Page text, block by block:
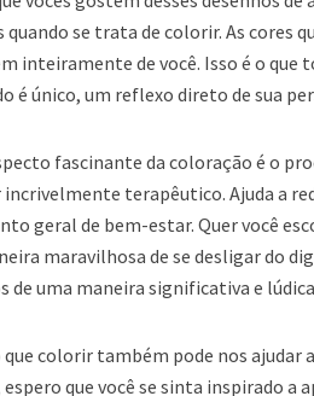
quando se trata de colorir. As cores
inteiramente de você. Isso é o que
é único, um reflexo direto de sua
fascinante da coloração é o
incrivelmente terapêutico. Ajuda a
geral de bem-estar. Quer você
maravilhosa de se desligar do
de uma maneira significativa e
colorir também pode nos ajudar
que você se sinta inspirado a